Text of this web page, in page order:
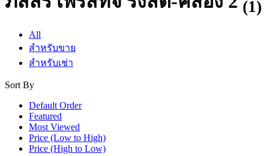
(1)
All
สำหรับขาย
สำหรับเช่า
Sort By
Default Order
Featured
Most Viewed
Price (Low to High)
Price (High to Low)